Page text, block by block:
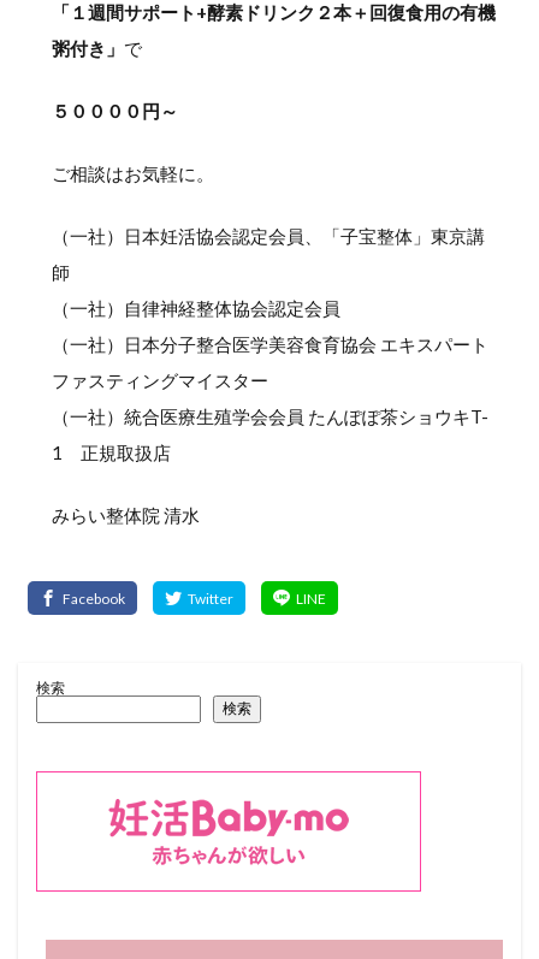
「１週間サポート+酵素ドリンク２本＋回復食用の有機
粥付き」 で
５００００円～
ご相談はお気軽に。
（一社）日本妊活協会認定会員、「子宝整体」東京講
師
（一社）自律神経整体協会認定会員
（一社）日本分子整合医学美容食育協会 エキスパート
ファスティングマイスター
（一社）統合医療生殖学会会員 たんぽぽ茶ショウキT-
1 正規取扱店
みらい整体院 清水
検索
検索